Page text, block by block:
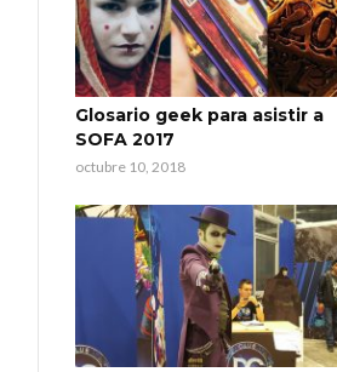
Glosario geek para asistir a
SOFA 2017
octubre 10, 2018